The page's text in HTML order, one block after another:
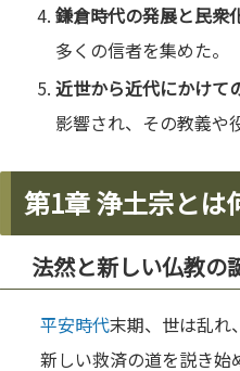
鎌倉時代の発展と民衆
多くの信者を集めた。
近世から近代にかけて
影響され、その教義や
第1章 浄土宗と
法然と新しい仏教の
平安時代末期、世は乱れ、
新しい救済の道を説き始